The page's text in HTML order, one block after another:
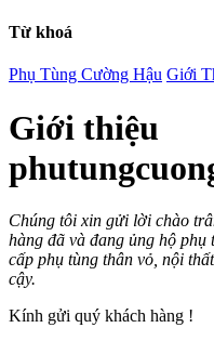
Từ khoá
Phụ Tùng Cường Hậu Giới
Giới thiệu
Chúng tôi xin gửi lời chào
hàng đã và đang ủng hộ
cấp phụ tùng thân vỏ, nội
cậy.
Kính gửi quý khách hàng !